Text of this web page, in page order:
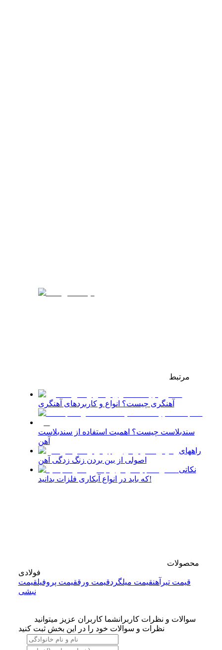
مرتبط
آهنگری چیست؟ انواع و کاربردهای آهنگری
سندبلاست چیست؟ اهمیت استفاده از سندبلاست
آهن
راههای
اصولی از بین بردن زنگ زدگی آهن
نکاتی
که باید در انواع آبکاری فلزات بدانید!
محصولات
فولادی
قیمت تیرآهنقیمت میلگردقیمت ورققیمت پروفیلقیمت
نبشی
سوالات و نظرات کاربرانشما کاربران عزیز میتوانید
نظرات و سوالات خود را در این بخش ثبت کنید